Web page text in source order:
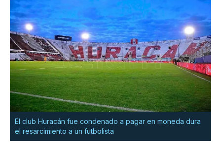
El club Huracán fue condenado a pagar en moneda dura
el resarcimiento a un futbolista